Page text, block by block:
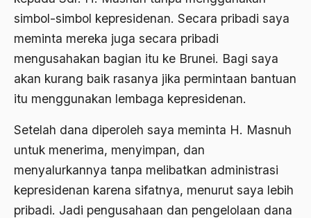
simbol-simbol kepresidenan. Secara pribadi saya
meminta mereka juga secara pribadi
mengusahakan bagian itu ke Brunei. Bagi saya
akan kurang baik rasanya jika permintaan bantuan
itu menggunakan lembaga kepresidenan.
Setelah dana diperoleh saya meminta H. Masnuh
untuk menerima, menyimpan, dan
menyalurkannya tanpa melibatkan administrasi
kepresidenan karena sifatnya, menurut saya lebih
pribadi. Jadi pengusahaan dan pengelolaan dana
Ard
area studies
Argentina
Ariel Saron
Ario Wowor
Aristoteles
Arnold Y. Toynbeen